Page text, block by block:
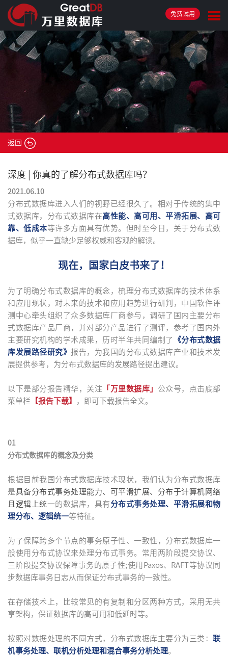
免费试用
返回
深度 | 你真的了解分布式数据库吗？
2021.06.10
分布式数据库进入人们的视野已经很久了。相对于传统的集中
式数据库，分布式数据库在高性能、高可用、平滑拓展、高可
靠、低成本等许多方面具有优势。但时至今日，关于分布式数
据库，似乎一直缺少足够权威和客观的解读。
现在，国家白皮书来了！
为了明确分布式数据库的概念，梳理分布式数据库的技术体系
和应用现状，对未来的技术和应用趋势进行研判，中国软件评
测中心牵头组织了众多数据库厂商参与，调研了国内主要分布
式数据库产品厂商，并对部分产品进行了测评，参考了国内外
主要研究机构的学术成果，历时半年共同编制了
《分布式数据
库发展路径研究》 报告，为我国的分布式数据库产业和技术发
展提供参考，为分布式数据库的发展路径提出建议。
以下是部分报告精华，关注 「万里数据库」 公众号，点击底部
菜单栏 【报告下载】 ，即可下载报告全文。
01
分布式数据库的概念及分类
根据目前我国分布式数据库技术现状，我们认为分布式数据库
是具备分布式事务处理能力、可平滑扩展、分布于计算机网络
且逻辑上统一的数据库，具有分布式事务处理、平滑拓展和物
理分布、逻辑统一等特征。
为了保障跨多个节点的事务原子性、一致性，分布式数据库一
般使用分布式协议来处理分布式事务。常用两阶段提交协议、
三阶段提交协议保障事务的原子性;使用Paxos、RAFT等协议同
步数据库事务日志从而保证分布式事务的一致性。
在存储技术上，比较常见的有复制和分区两种方式，采用无共
享架构，保证数据库的高可用和低延时等。
按照对数据处理的不同方式，分布式数据库主要分为三类： 联
机事务处理、联机分析处理和混合事务分析处理。